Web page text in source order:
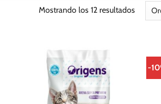
Mostrando los 12 resultados
por
-